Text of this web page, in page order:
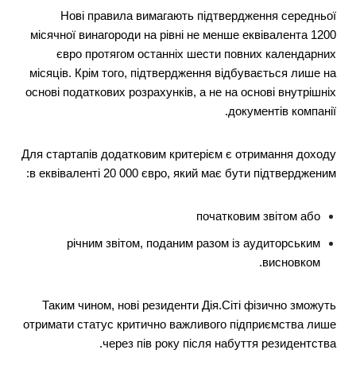
Нові правила вимагають підтвердження середньої
місячної винагороди на рівні не менше еквівалента 1200
євро протягом останніх шести повних календарних
місяців. Крім того, підтвердження відбувається лише на
основі податкових розрахунків, а не на основі внутрішніх
документів компанії.
Для стартапів додатковим критерієм є отримання доходу
в еквіваленті 20 000 євро, який має бути підтвердженим:
початковим звітом або
річним звітом, поданим разом із аудиторським
висновком.
Таким чином, нові резиденти Дія.Сіті фізично зможуть
отримати статус критично важливого підприємства лише
через пів року після набуття резидентства.